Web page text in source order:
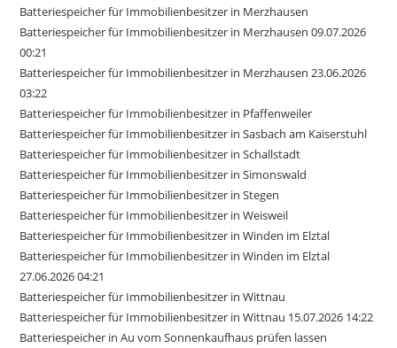
Batteriespeicher für Immobilienbesitzer in Merzhausen
Batteriespeicher für Immobilienbesitzer in Merzhausen 09.07.2026
00:21
Batteriespeicher für Immobilienbesitzer in Merzhausen 23.06.2026
03:22
Batteriespeicher für Immobilienbesitzer in Pfaffenweiler
Batteriespeicher für Immobilienbesitzer in Sasbach am Kaiserstuhl
Batteriespeicher für Immobilienbesitzer in Schallstadt
Batteriespeicher für Immobilienbesitzer in Simonswald
Batteriespeicher für Immobilienbesitzer in Stegen
Batteriespeicher für Immobilienbesitzer in Weisweil
Batteriespeicher für Immobilienbesitzer in Winden im Elztal
Batteriespeicher für Immobilienbesitzer in Winden im Elztal
27.06.2026 04:21
Batteriespeicher für Immobilienbesitzer in Wittnau
Batteriespeicher für Immobilienbesitzer in Wittnau 15.07.2026 14:22
Batteriespeicher in Au vom Sonnenkaufhaus prüfen lassen